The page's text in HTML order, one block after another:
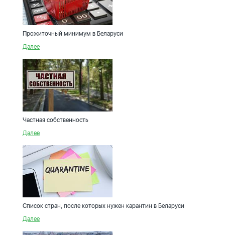
Прожиточный минимум в Беларуси
Далее
Частная собственность
Далее
Список стран, после которых нужен карантин в Беларуси
Далее